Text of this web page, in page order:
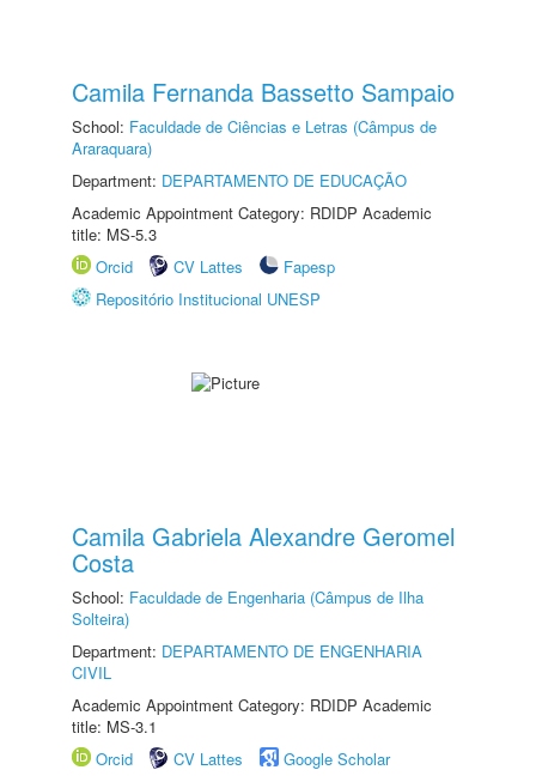
Camila Fernanda Bassetto Sampaio
School: Faculdade de Ciências e Letras (Câmpus de
Araraquara)
Department: DEPARTAMENTO DE EDUCAÇÃO
Academic Appointment Category: RDIDP Academic
title: MS-5.3
Orcid
CV Lattes
Fapesp
Repositório Institucional UNESP
Camila Gabriela Alexandre Geromel
Costa
School: Faculdade de Engenharia (Câmpus de Ilha
Solteira)
Department: DEPARTAMENTO DE ENGENHARIA
CIVIL
Academic Appointment Category: RDIDP Academic
title: MS-3.1
Orcid
CV Lattes
Google Scholar